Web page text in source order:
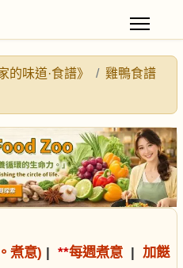
的味道·食譜》
雞鴨食譜
煮意) | **每週煮意 | 加餸